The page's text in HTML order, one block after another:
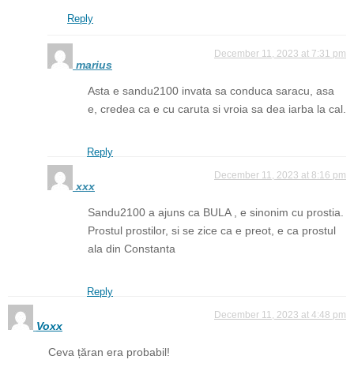
Reply
marius
December 11, 2023 at 7:31 pm
Asta e sandu2100 invata sa conduca saracu, asa
e, credea ca e cu caruta si vroia sa dea iarba la cal.
Reply
xxx
December 11, 2023 at 8:16 pm
Sandu2100 a ajuns ca BULA , e sinonim cu prostia.
Prostul prostilor, si se zice ca e preot, e ca prostul
ala din Constanta
Reply
Voxx
December 11, 2023 at 4:48 pm
Ceva țăran era probabil!